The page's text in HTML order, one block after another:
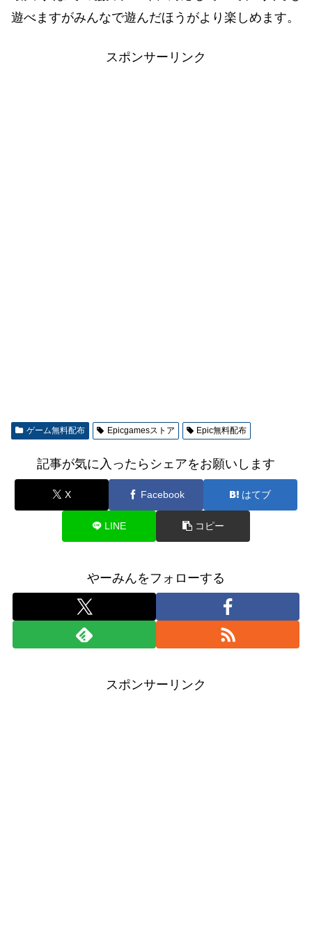
遊べますがみんなで遊んだほうがより楽しめます。
スポンサーリンク
ゲーム無料配布 Epicgamesストア Epic無料配布
記事が気に入ったらシェアをお願いします
X Facebook はてブ
LINE コピー
やーみんをフォローする
スポンサーリンク